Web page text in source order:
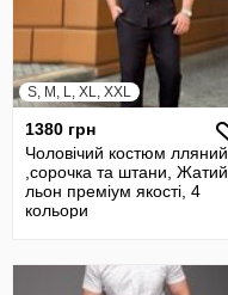
S, M, L, XL, XXL
1380 грн
Чоловічий костюм лляний
,сорочка та штани, Жатий
льон преміум якості, 4
кольори